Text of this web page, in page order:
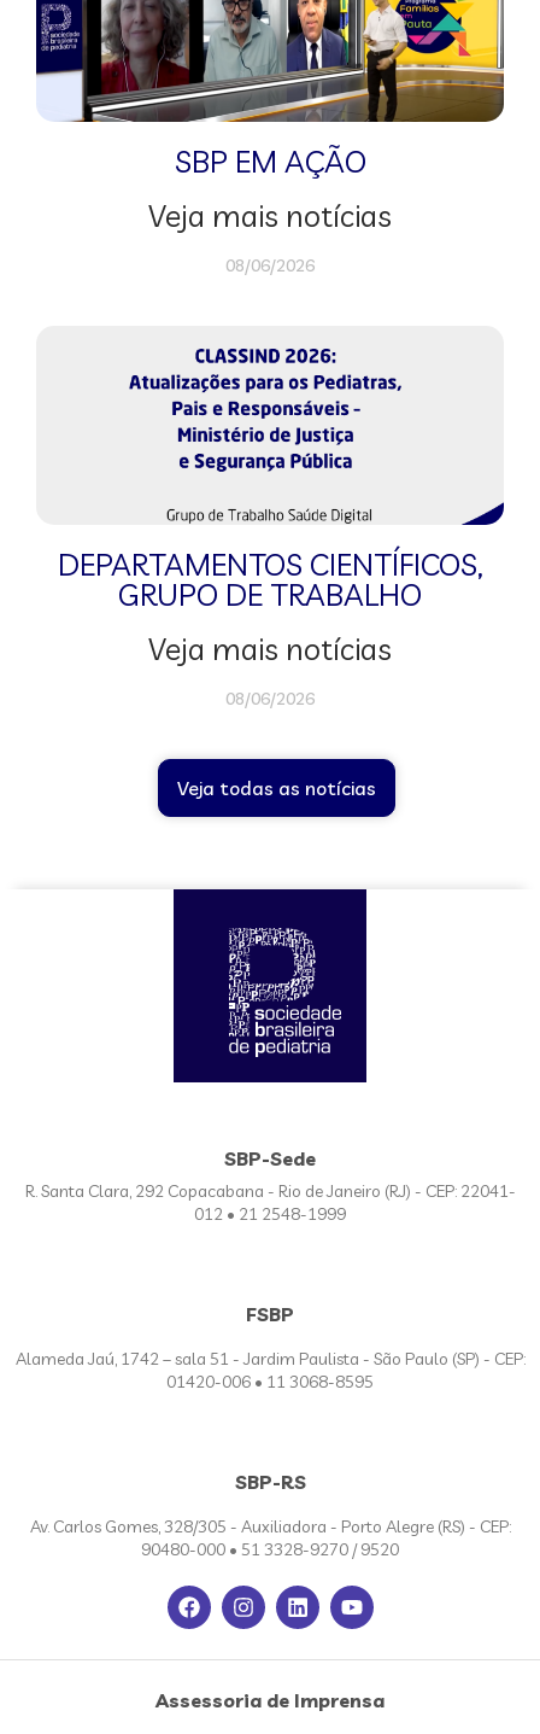
SBP EM AÇÃO
Veja mais notícias
08/06/2026
DEPARTAMENTOS CIENTÍFICOS,
GRUPO DE TRABALHO
Veja mais notícias
08/06/2026
Veja todas as notícias
SBP-Sede
R. Santa Clara, 292 Copacabana - Rio de Janeiro (RJ) - CEP: 22041-
012 • 21 2548-1999
FSBP
Alameda Jaú, 1742 – sala 51 - Jardim Paulista - São Paulo (SP) - CEP:
01420-006 • 11 3068-8595
SBP-RS
Av. Carlos Gomes, 328/305 - Auxiliadora - Porto Alegre (RS) - CEP:
90480-000 • 51 3328-9270 / 9520
Assessoria de Imprensa